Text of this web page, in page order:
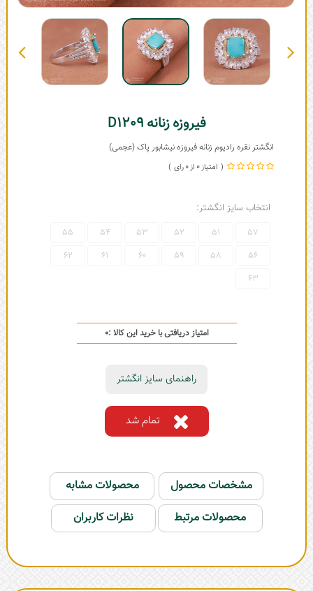
فیروزه زنانه D1209
انگشتر نقره رادیوم زنانه فیروزه نیشابور پاک (عجمی)
0
0
انتخاب سایز انگشتر:
57
51
52
53
54
55
56
58
59
60
61
62
63
امتیاز دریافتی با خرید این کالا :0
راهنمای سایز انگشتر
تمام شد
مشخصات محصول
محصولات مشابه
محصولات مرتبط
نظرات کاربران